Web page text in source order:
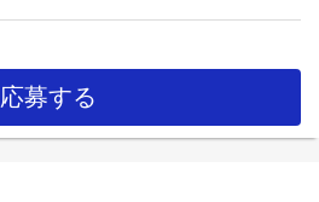
応募する